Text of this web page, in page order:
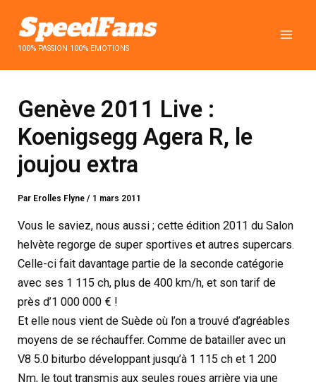
contenu100% PASSION 100% EMOTIONS
Genève 2011 Live :
Koenigsegg Agera R, le
joujou extra
Par Erolles Flyne/ 1 mars 2011
Vous le saviez, nous aussi ; cette édition 2011 du Salon
helvète regorge de super sportives et autres supercars.
Celle-ci fait davantage partie de la seconde catégorie
avec ses 1 115 ch, plus de 400 km/h, et son tarif de
près d’1 000 000 € !
Et elle nous vient de Suède où l’on a trouvé d’agréables
moyens de se réchauffer. Comme de batailler avec un
V8 5.0 biturbo développant jusqu’à 1 115 ch et 1 200
Nm, le tout transmis aux seules roues arrière via une